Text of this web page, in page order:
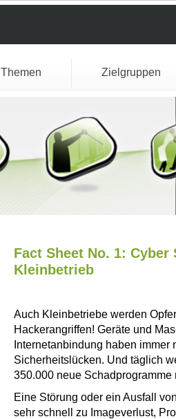
Themen Zielgruppen
Fact Sheet No. 1: Cyber
Kleinbetrieb
Auch Kleinbetriebe werden
Hackerangriffen! Geräte und
Internetanbindung haben immer
Sicherheitslücken. Und täglich
350.000 neue Schadprogramme
Eine Störung oder ein Ausfall
sehr schnell zu Imageverlust,